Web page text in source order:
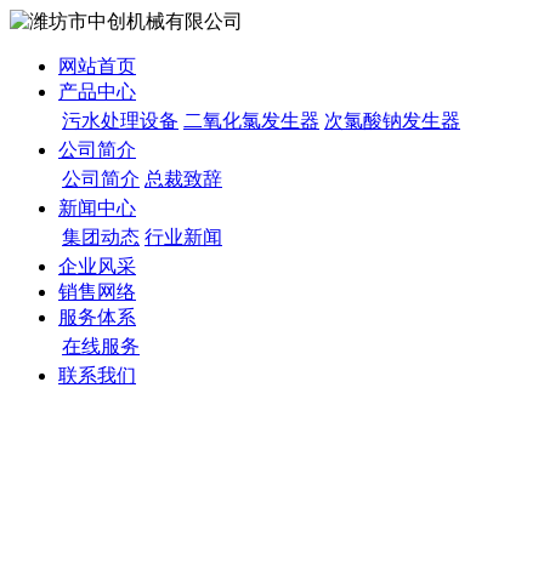
网站首页
产品中心
污水处理设备 二氧化氯发生器 次氯酸钠发生器
公司简介
公司简介 总裁致辞
新闻中心
集团动态 行业新闻
企业风采
销售网络
服务体系
在线服务
联系我们